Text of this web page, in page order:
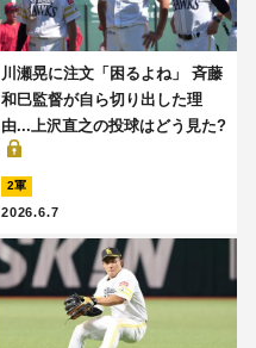
川瀬晃に注文「困るよね」 斉藤
和巳監督が自ら切り出した理
由...上沢直之の投球はどう見た?
2軍
2026.6.7